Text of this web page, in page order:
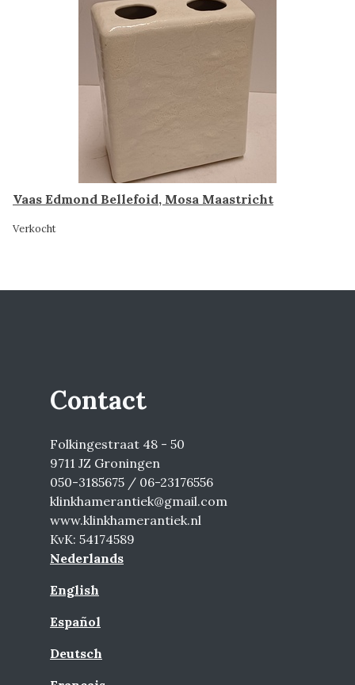
Vaas Edmond Bellefoid, Mosa Maastricht
Verkocht
Contact
Folkingestraat 48 - 50
9711 JZ Groningen
050-3185675 / 06-23176556
klinkhamerantiek@gmail.com
www.klinkhamerantiek.nl
KvK: 54174589
Nederlands
English
Español
Deutsch